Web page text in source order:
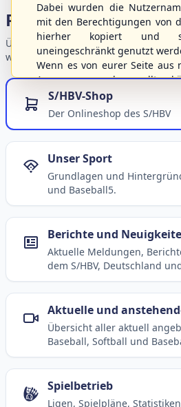
Portalbereiche
Übersicht der Verbandsbereiche –
weiterführende Informationen.
S/HBV-Shop
Der Onlineshop des S/HBV
Unser Sport
Grundlagen und
und Baseball5.
Berichte und
Aktuelle Meldungen,
dem S/HBV, Deutschland
Aktuelle und
Übersicht aller aktuell
Baseball, Softball und
Spielbetrieb
Ligen, Spielpläne,
Dabei wurden die
mit den Berechtigungen von
hierher kopiert und
uneingeschränkt genutzt
Wenn es von eurer Seite aus
Anregungen geben sollte,
gerne an die
schicken.